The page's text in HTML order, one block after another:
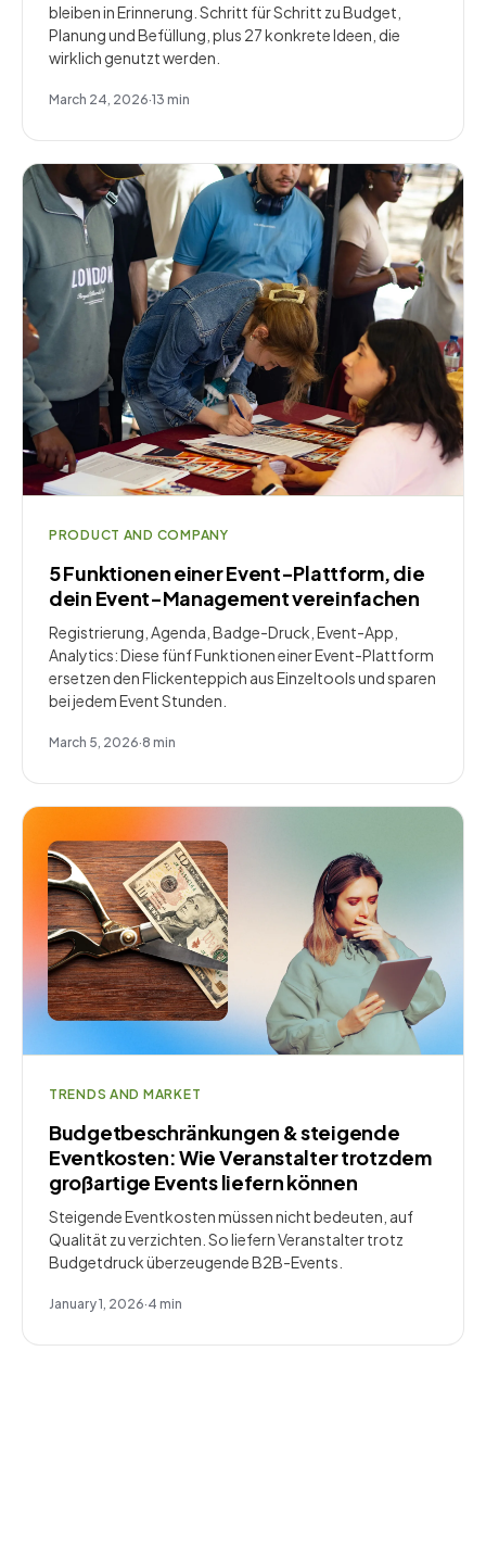
bleiben in Erinnerung. Schritt für Schritt zu Budget,
Planung und Befüllung, plus 27 konkrete Ideen, die
wirklich genutzt werden.
March 24, 2026·13 min
PRODUCT AND COMPANY
5 Funktionen einer Event-Plattform, die
dein Event-Management vereinfachen
Registrierung, Agenda, Badge-Druck, Event-App,
Analytics: Diese fünf Funktionen einer Event-Plattform
ersetzen den Flickenteppich aus Einzeltools und sparen
bei jedem Event Stunden.
March 5, 2026·8 min
TRENDS AND MARKET
Budgetbeschränkungen & steigende
Eventkosten: Wie Veranstalter trotzdem
großartige Events liefern können
Steigende Eventkosten müssen nicht bedeuten, auf
Qualität zu verzichten. So liefern Veranstalter trotz
Budgetdruck überzeugende B2B-Events.
January 1, 2026·4 min